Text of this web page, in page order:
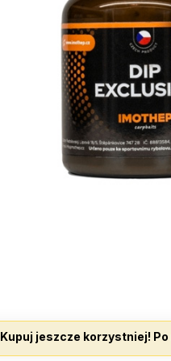
Kupuj jeszcze korzystniej! Po